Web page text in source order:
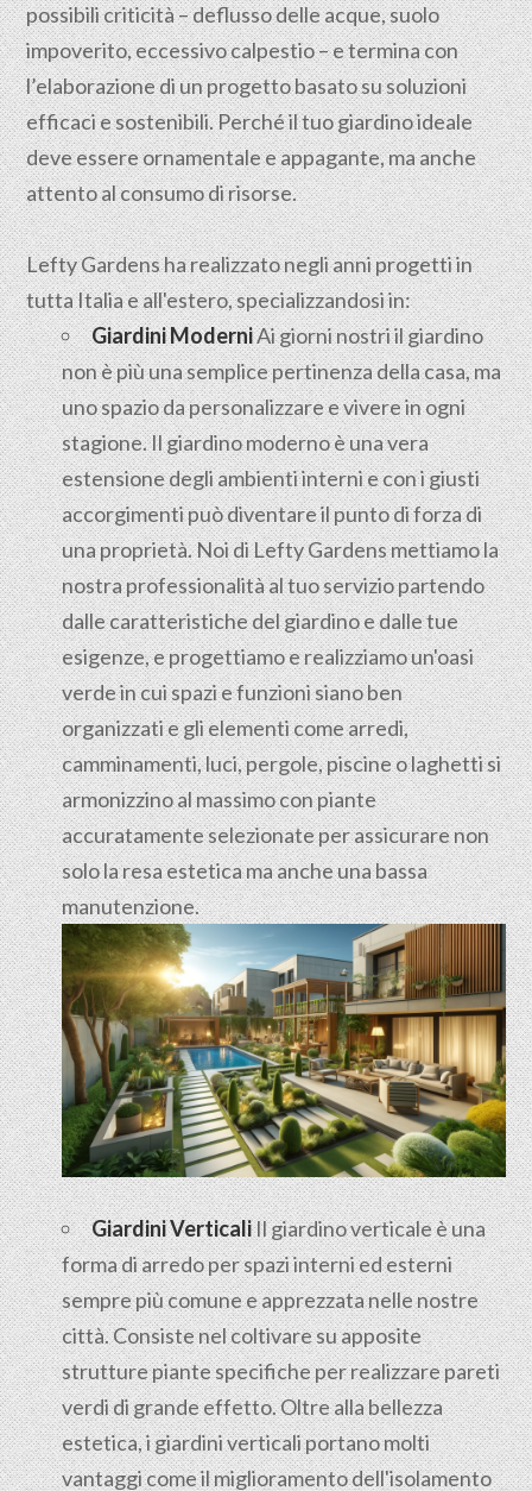
possibili criticità – deflusso delle acque, suolo
impoverito, eccessivo calpestio – e termina con
l’elaborazione di un progetto basato su soluzioni
efficaci e sostenibili. Perché il tuo giardino ideale
deve essere ornamentale e appagante, ma anche
attento al consumo di risorse.
Lefty Gardens ha realizzato negli anni progetti in
tutta Italia e all'estero, specializzandosi in:
Giardini ModerniAi giorni nostri il giardino
non è più una semplice pertinenza della casa, ma
uno spazio da personalizzare e vivere in ogni
stagione. Il giardino moderno è una vera
estensione degli ambienti interni e con i giusti
accorgimenti può diventare il punto di forza di
una proprietà. Noi di Lefty Gardens mettiamo la
nostra professionalità al tuo servizio partendo
dalle caratteristiche del giardino e dalle tue
esigenze, e progettiamo e realizziamo un'oasi
verde in cui spazi e funzioni siano ben
organizzati e gli elementi come arredi,
camminamenti, luci, pergole, piscine o laghetti si
armonizzino al massimo con piante
accuratamente selezionate per assicurare non
solo la resa estetica ma anche una bassa
manutenzione.
Giardini VerticaliIl giardino verticale è una
forma di arredo per spazi interni ed esterni
sempre più comune e apprezzata nelle nostre
città. Consiste nel coltivare su apposite
strutture piante specifiche per realizzare pareti
verdi di grande effetto. Oltre alla bellezza
estetica, i giardini verticali portano molti
vantaggi come il miglioramento dell'isolamento